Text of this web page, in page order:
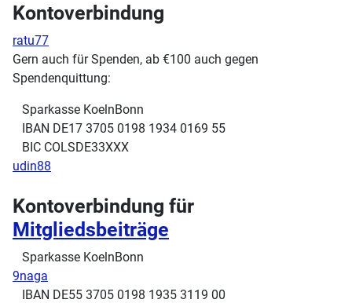
Kontoverbindung
ratu77
Gern auch für Spenden, ab €100 auch gegen
Spendenquittung:
Sparkasse KoelnBonn
IBAN DE17 3705 0198 1934 0169 55
BIC COLSDE33XXX
udin88
Kontoverbindung für
Mitgliedsbeiträge
Sparkasse KoelnBonn
9naga
IBAN DE55 3705 0198 1935 3119 00